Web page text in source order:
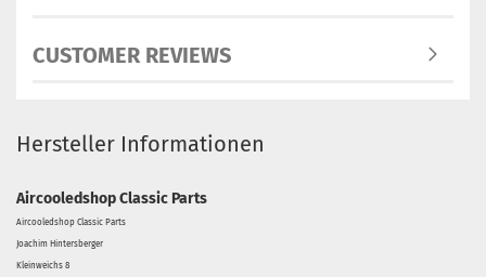
CUSTOMER REVIEWS
Hersteller Informationen
Aircooledshop Classic Parts
Aircooledshop Classic Parts
Joachim Hintersberger
Kleinweichs 8